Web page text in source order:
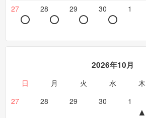
27 28 29 30 1
2026年10月
日 月 火 水 木
27
28 29 30 1